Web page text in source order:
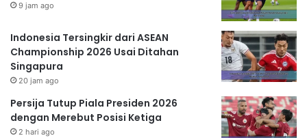
9 jam ago
Indonesia Tersingkir dari ASEAN
Championship 2026 Usai Ditahan
Singapura
20 jam ago
Persija Tutup Piala Presiden 2026
dengan Merebut Posisi Ketiga
2 hari ago